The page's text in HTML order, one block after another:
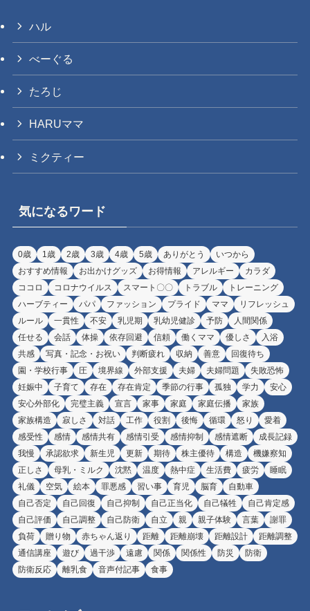
ハル
べーぐる
たろじ
HARUママ
ミクティー
気になるワード
0歳 1歳 2歳 3歳 4歳 5歳 ありがとう
いつから
おすすめ情報
お出かけグッズ お得情報 アレルギー
カラダ
ココロ
コロナウイルス スマート〇〇 トラブル
トレーニング
ハーブティー
パパ ファッション プライド ママ
リフレッシュ
ルール
一貫性 不安 乳児期 乳幼児健診 予防
人間関係
任せる
会話 体操 依存回避 信頼 働くママ 優しさ
入浴
共感
写真・記念・お祝い 判断疲れ 収納 善意
回復待ち
園・学校行事
圧 境界線 外部支援 夫婦 夫婦問題
失敗恐怖
妊娠中
子育て 存在 存在肯定 季節の行事 孤独 学力
安心
安心外部化
完璧主義 宣言 家事 家庭 家庭伝播
家族
家族構造
寂しさ 対話 工作 役割 後悔 循環 怒り
愛着
感受性
感情 感情共有 感情引受 感情抑制 感情遮断
成長記録
我慢
承認欲求 新生児 更新 期待 株主優待 構造
機嫌察知
正しさ
母乳・ミルク 沈黙 温度 熱中症 生活費 疲労
睡眠
礼儀
空気 絵本 罪悪感 習い事 育児 脳育
自動車
自己否定
自己回復 自己抑制 自己正当化 自己犠牲
自己肯定感
自己評価
自己調整 自己防衛 自立 親 親子体験 言葉
謝罪
負荷
贈り物 赤ちゃん返り 距離 距離崩壊 距離設計
距離調整
通信講座
遊び 過干渉 遠慮 関係 関係性 防災
防衛
防衛反応
離乳食 音声付記事 食事